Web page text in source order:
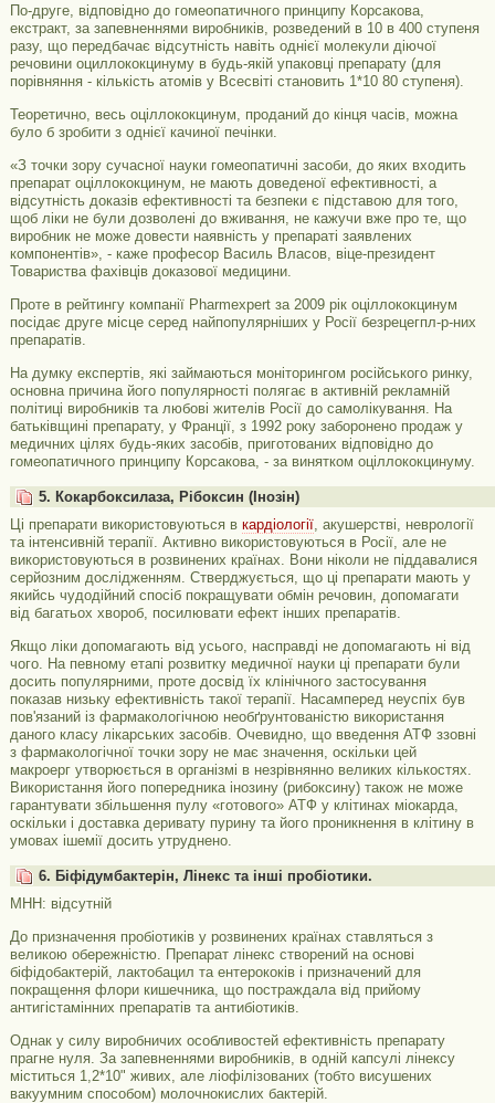
По-друге, відповідно до гомеопатичного принципу Корсакова,
екстракт, за запевненнями виробників, розведений в 10 в 400 ступеня
разу, що передбачає відсутність навіть однієї молекули діючої
речовини оциллококцинуму в будь-якій упаковці препарату (для
порівняння - кількість атомів у Всесвіті становить 1*10 80 ступеня).
Теоретично, весь оціллококцинум, проданий до кінця часів, можна
було б зробити з однієї качиної печінки.
«З точки зору сучасної науки гомеопатичні засоби, до яких входить
препарат оціллококцинум, не мають доведеної ефективності, а
відсутність доказів ефективності та безпеки є підставою для того,
щоб ліки не були дозволені до вживання, не кажучи вже про те, що
виробник не може довести наявність у препараті заявлених
компонентів», - каже професор Василь Власов, віце-президент
Товариства фахівців доказової медицини.
Проте в рейтингу компанії Pharmexpert за 2009 рік оціллококцинум
посідає друге місце серед найпопулярніших у Росії безрецегпл-р-них
препаратів.
На думку експертів, які займаються моніторингом російського ринку,
основна причина його популярності полягає в активній рекламній
політиці виробників та любові жителів Росії до самолікування. На
батьківщині препарату, у Франції, з 1992 року заборонено продаж у
медичних цілях будь-яких засобів, приготованих відповідно до
гомеопатичного принципу Корсакова, - за винятком оціллококцинуму.
5. Кокарбоксилаза, Рібоксин (Інозін)
Ці препарати використовуються в кардіології, акушерстві, неврології
та інтенсивній терапії. Активно використовуються в Росії, але не
використовуються в розвинених країнах. Вони ніколи не піддавалися
серйозним дослідженням. Стверджується, що ці препарати мають у
якийсь чудодійний спосіб покращувати обмін речовин, допомагати
від багатьох хвороб, посилювати ефект інших препаратів.
Якщо ліки допомагають від усього, насправді не допомагають ні від
чого. На певному етапі розвитку медичної науки ці препарати були
досить популярними, проте досвід їх клінічного застосування
показав низьку ефективність такої терапії. Насамперед неуспіх був
пов'язаний із фармакологічною необґрунтованістю використання
даного класу лікарських засобів. Очевидно, що введення АТФ ззовні
з фармакологічної точки зору не має значення, оскільки цей
макроерг утворюється в організмі в незрівнянно великих кількостях.
Використання його попередника інозину (рибоксину) також не може
гарантувати збільшення пулу «готового» АТФ у клітинах міокарда,
оскільки і доставка деривату пурину та його проникнення в клітину в
умовах ішемії досить утруднено.
6. Біфідумбактерін, Лінекс та інші пробіотики.
МНН: відсутній
До призначення пробіотиків у розвинених країнах ставляться з
великою обережністю. Препарат лінекс створений на основі
біфідобактерій, лактобацил та ентерококів і призначений для
покращення флори кишечника, що постраждала від прийому
антигістамінних препаратів та антибіотиків.
Однак у силу виробничих особливостей ефективність препарату
прагне нуля. За запевненнями виробників, в одній капсулі лінексу
міститься 1,2*10" живих, але ліофілізованих (тобто висушених
вакуумним способом) молочнокислих бактерій.